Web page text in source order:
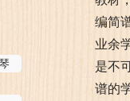
编简
业余
是不
谱的